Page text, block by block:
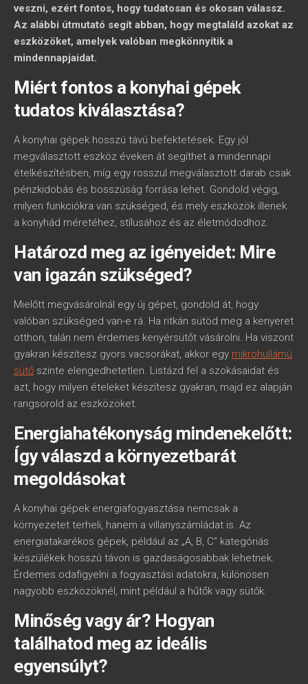
veszni, ezért fontos, hogy tudatosan és okosan válassz.
Az alábbi útmutató segít abban, hogy megtaláld azokat az
eszközöket, amelyek valóban megkönnyítik a
mindennapjaidat.
Miért fontos a konyhai gépek
tudatos kiválasztása?
A konyhai gépek hosszú távú befektetések. Egy jól
megválasztott eszköz éveken át segíthet a mindennapi
ételkészítésben, míg egy rosszul megválasztott darab csak
pénzkidobás és bosszúság forrása lehet. Gondold végig,
milyen funkciókra van szükséged, és mely eszközök illenek
a konyhád méretéhez, stílusához és az életmódodhoz.
Határozd meg az igényeidet: Mire
van igazán szükséged?
Mielőtt megvásárolnál egy új gépet, gondold át, hogy
valóban szükséged van-e rá. Ha ritkán sütöd meg a kenyeret
otthon, talán nem érdemes kenyérsütőt vásárolni. Ha viszont
gyakran készítesz gyors vacsorákat, akkor egy mikrohullámú
sütő szinte elengedhetetlen. Listázd fel a szokásaidat és
azt, hogy milyen ételeket készítesz gyakran, majd ez alapján
rangsorold az eszközöket.
Energiahatékonyság mindenekelőtt:
Így válaszd a környezetbarát
megoldásokat
A konyhai gépek energiafogyasztása nemcsak a
környezetet terheli, hanem a villanyszámládat is. Az
energiatakarékos gépek, például az „A, B, C” kategóriás
készülékek hosszú távon is gazdaságosabbak lehetnek.
Érdemes odafigyelni a fogyasztási adatokra, különösen
nagyobb eszközöknél, mint például a hűtők vagy sütők.
Minőség vagy ár? Hogyan
találhatod meg az ideális
egyensúlyt?